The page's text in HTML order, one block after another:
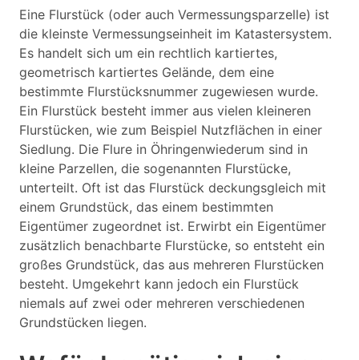
Eine Flurstück (oder auch Vermessungsparzelle) ist
die kleinste Vermessungseinheit im Katastersystem.
Es handelt sich um ein rechtlich kartiertes,
geometrisch kartiertes Gelände, dem eine
bestimmte Flurstücksnummer zugewiesen wurde.
Ein Flurstück besteht immer aus vielen kleineren
Flurstücken, wie zum Beispiel Nutzflächen in einer
Siedlung. Die Flure in Öhringenwiederum sind in
kleine Parzellen, die sogenannten Flurstücke,
unterteilt. Oft ist das Flurstück deckungsgleich mit
einem Grundstück, das einem bestimmten
Eigentümer zugeordnet ist. Erwirbt ein Eigentümer
zusätzlich benachbarte Flurstücke, so entsteht ein
großes Grundstück, das aus mehreren Flurstücken
besteht. Umgekehrt kann jedoch ein Flurstück
niemals auf zwei oder mehreren verschiedenen
Grundstücken liegen.